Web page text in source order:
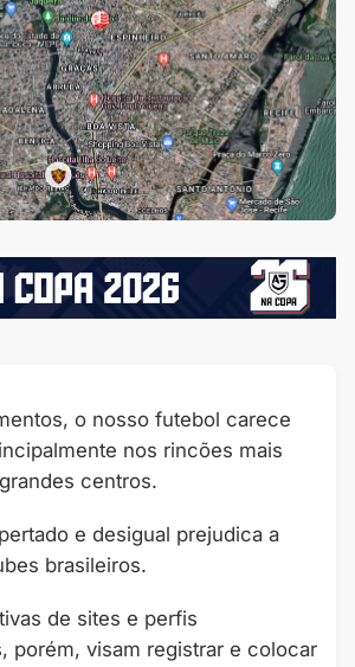
o nosso futebol carece
nos rincões mais
centros.
e desigual prejudica a
brasileiros.
de sites e perfis
porém, visam registrar e colocar